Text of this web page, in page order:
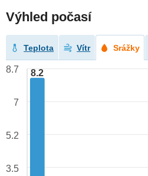
Výhled počasí
Teplota Vítr Srážky
8.2
8.7
7
5.2
3.5